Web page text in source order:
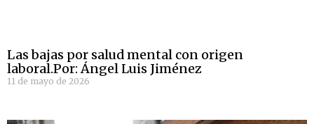
Las bajas por salud mental con origen
laboral.Por: Ángel Luis Jiménez
11 de mayo de 2026